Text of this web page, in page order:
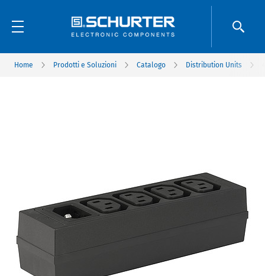
Home Prodotti e Soluzioni Catalogo Distribution Units